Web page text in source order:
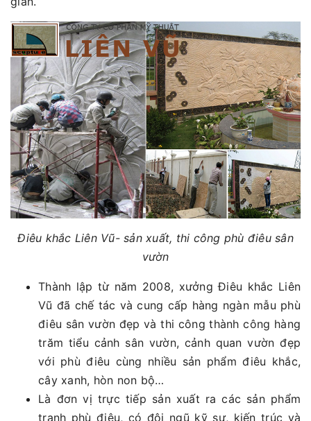
Điêu khắc Liên Vũ- sản xuất, thi công phù điêu sân
vườn
Thành lập từ năm 2008, xưởng Điêu khắc Liên
Vũ đã chế tác và cung cấp hàng ngàn mẫu phù
điêu sân vườn đẹp và thi công thành công hàng
trăm tiểu cảnh sân vườn, cảnh quan vườn đẹp
với phù điêu cùng nhiều sản phẩm điêu khắc,
cây xanh, hòn non bộ…
Là đơn vị trực tiếp sản xuất ra các sản phẩm
tranh phù điêu, có đội ngũ kỹ sư, kiến trúc và